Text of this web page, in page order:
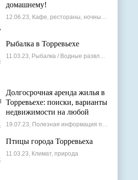
домашнему!
12.06.23, Кафе, рестораны, ночные клубы
Рыбалка в Торревьехе
11.03.23, Рыбалка / Водные развлечения
Долгосрочная аренда жилья в
Торревьехе: поиски, варианты
недвижимости на любой
бюджет
19.07.23, Полезная информация по недвижимости
Птицы города Торревьеха
11.03.23, Климат, природа